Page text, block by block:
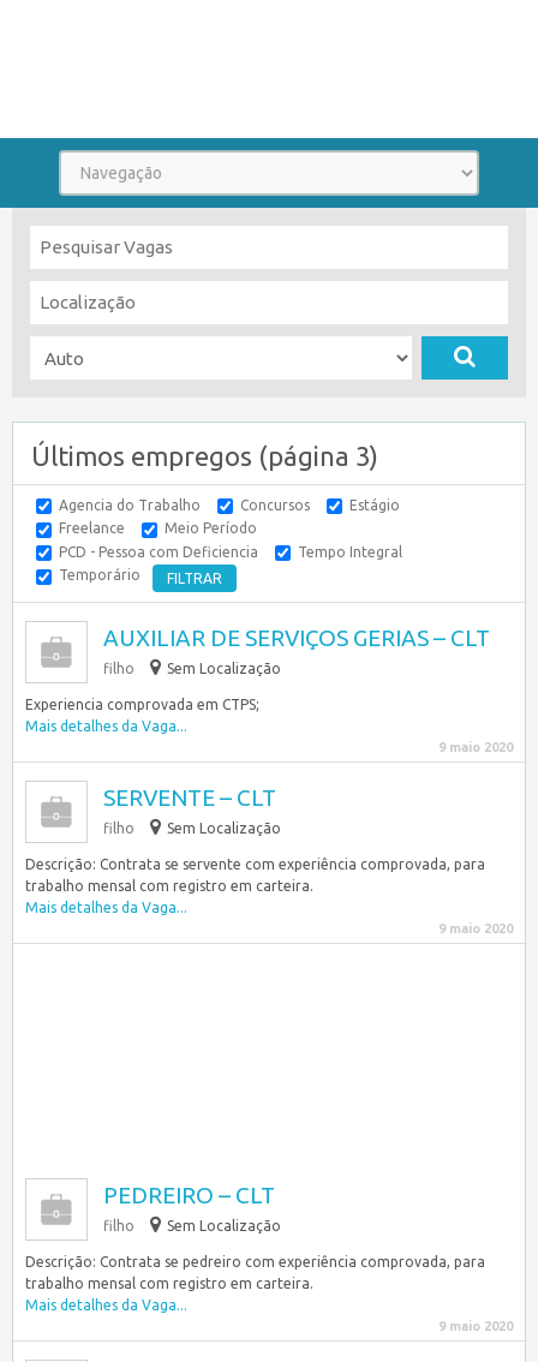
Últimos empregos (página 3)
Agencia do Trabalho Concursos
Estágio
Freelance
Meio Período
PCD - Pessoa com Deficiencia
Tempo Integral
Temporário
AUXILIAR DE SERVIÇOS GERIAS – CLT
filho Sem Localização
Experiencia comprovada em CTPS;
Mais detalhes da Vaga...
9 maio 2020
SERVENTE – CLT
filho Sem Localização
Descrição: Contrata se servente com experiência comprovada, para
trabalho mensal com registro em carteira.
Mais detalhes da Vaga...
9 maio 2020
PEDREIRO – CLT
filho Sem Localização
Descrição: Contrata se pedreiro com experiência comprovada, para
trabalho mensal com registro em carteira.
Mais detalhes da Vaga...
9 maio 2020